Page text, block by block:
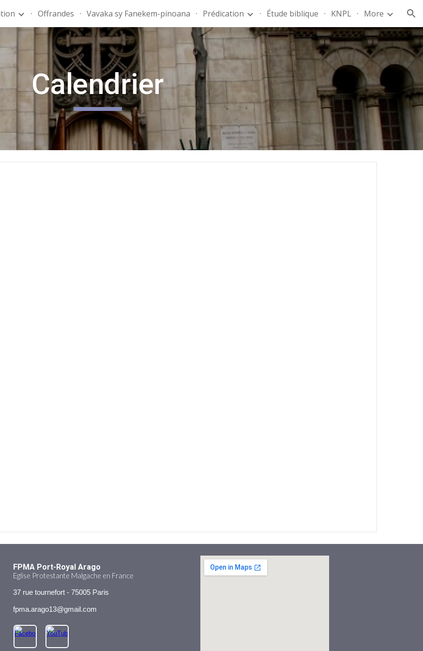
main content Skip to navigation
Offrandes Vavaka sy Fanekem-pinoana Prédication Étude biblique KNPL More
Calendrier
FPMA Port-Royal Arago
Eglise Protestante Malgache en France
37 rue tournefort - 75005 Paris
fpma.arago13@gmail.com